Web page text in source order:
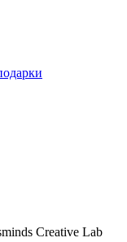
Creative Lab